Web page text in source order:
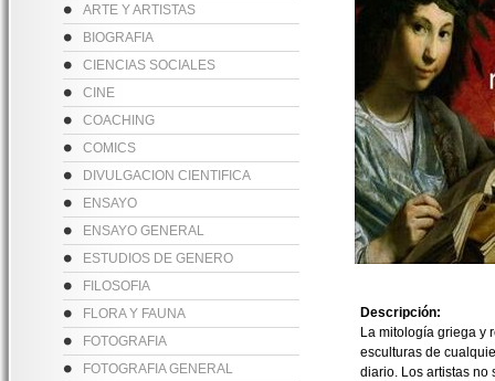
ARTE Y ARTISTAS
BIOGRAFIA
CIENCIAS SOCIALES
CINE
COACHING
COMICS
DIVULGACION CIENTIFICA
ENSAYO
ENSAYO GENERAL
ESTUDIOS DE GENERO
FILOSOFIA
FLORA Y FAUNA
FOTOGRAFIA
FOTOGRAFIA GENERAL
Descripción:
La mitología griega y
esculturas de
diario. Los artistas no